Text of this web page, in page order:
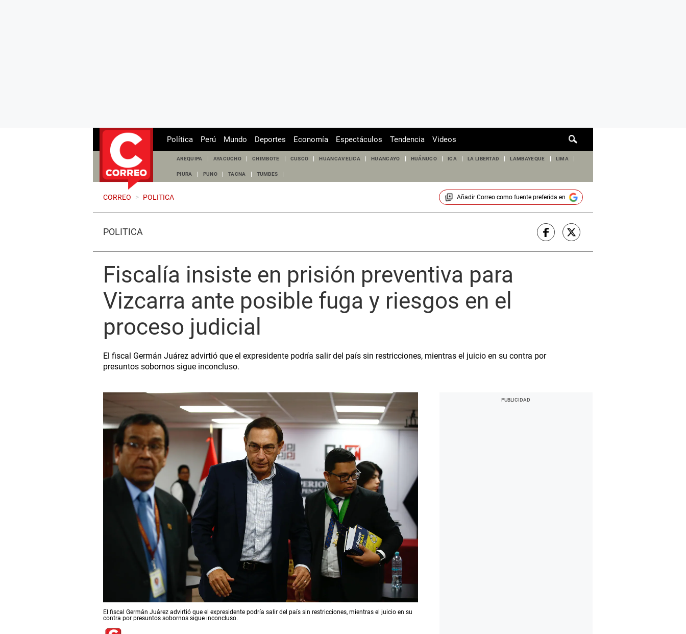
de
Política Perú Mundo Deportes Economía Espectáculos Tendencia Videos
AREQUIPA AYACUCHO CHIMBOTE CUSCO HUANCAVELICA HUANCAYO HUÁNUCO ICA LA LIBERTAD LAMBAYEQUE LIMA
PIURA PUNO TACNA TUMBES
CORREO > POLITICA Añadir Correocomo fuente preferida en
POLÍTICA
Fiscalía insiste en prisión preventiva para
Vizcarra ante posible fuga y riesgos en el
proceso judicial
El fiscal Germán Juárez advirtió que el expresidente podría salir del país sin restricciones, mientras el juicio en su contra por
presuntos sobornos sigue inconcluso.
El fiscal Germán Juárez advirtió que el expresidente podría salir del país sin restricciones, mientras el juicio en su
contra por presuntos sobornos sigue inconcluso.